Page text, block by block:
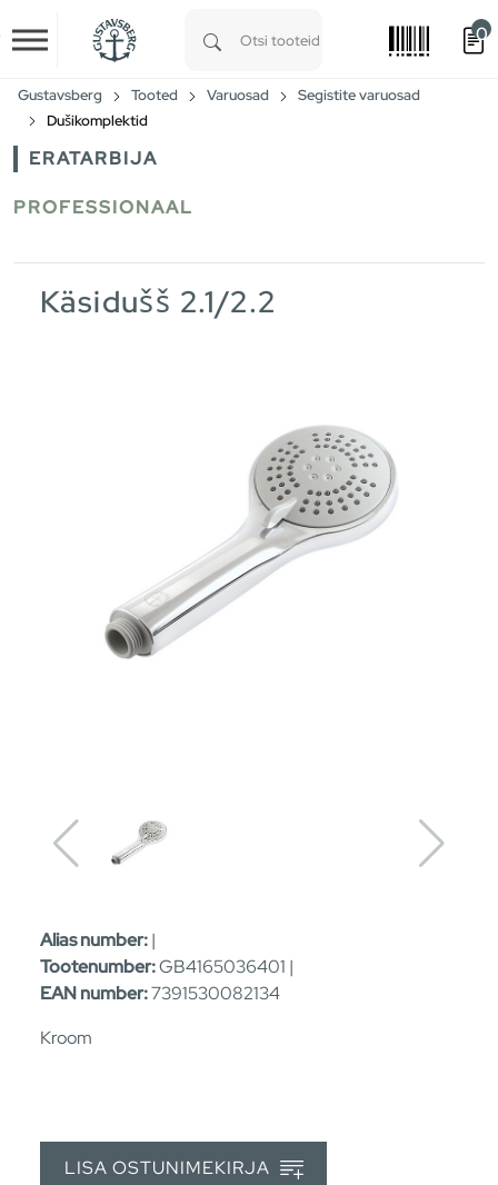
Skip to main content
0
Gustavsberg Tooted Varuosad
Segistite varuosad
Dušikomplektid
ERATARBIJA
PROFESSIONAAL
Käsidušš 2.1/2.2
Alias number:|
Tootenumber:GB4165036401 |
EAN number:7391530082134
Kroom
LISA OSTUNIMEKIRJA